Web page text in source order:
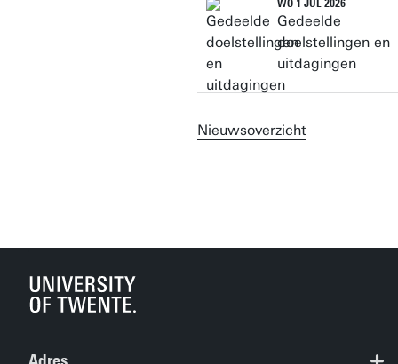
WO 1 JUL 2026
Gedeelde
doelstellingen en
uitdagingen
Nieuwsoverzicht